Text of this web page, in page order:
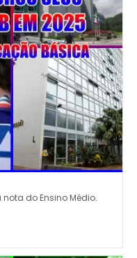
nota do Ensino Médio.